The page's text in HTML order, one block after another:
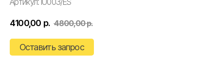
Артикул: IU003/ES
4100,00 р. 4800,00р.
Оставить запрос